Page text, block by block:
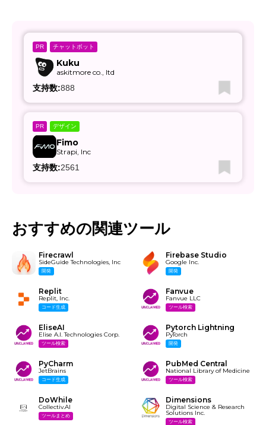
PR チャットボット
Kuku
askitmore co., ltd
支持数:888
PR デザイン
Fimo
Strapi, Inc
支持数:2561
おすすめの関連ツール
Firecrawl
SideGuide Technologies, Inc
開発
Firebase Studio
Google Inc.
開発
Replit
Replit, Inc.
コード生成
Fanvue
Fanvue LLC
ツール検索
EliseAI
Elise A.I. Technologies Corp.
ツール検索
Pytorch Lightning
PyTorch
開発
PyCharm
JetBrains
コード生成
PubMed Central
National Library of Medicine
ツール検索
DoWhile
Collectiv.AI
ツールまとめ
Dimensions
Digital Science & Research
Solutions Inc.
ツール検索